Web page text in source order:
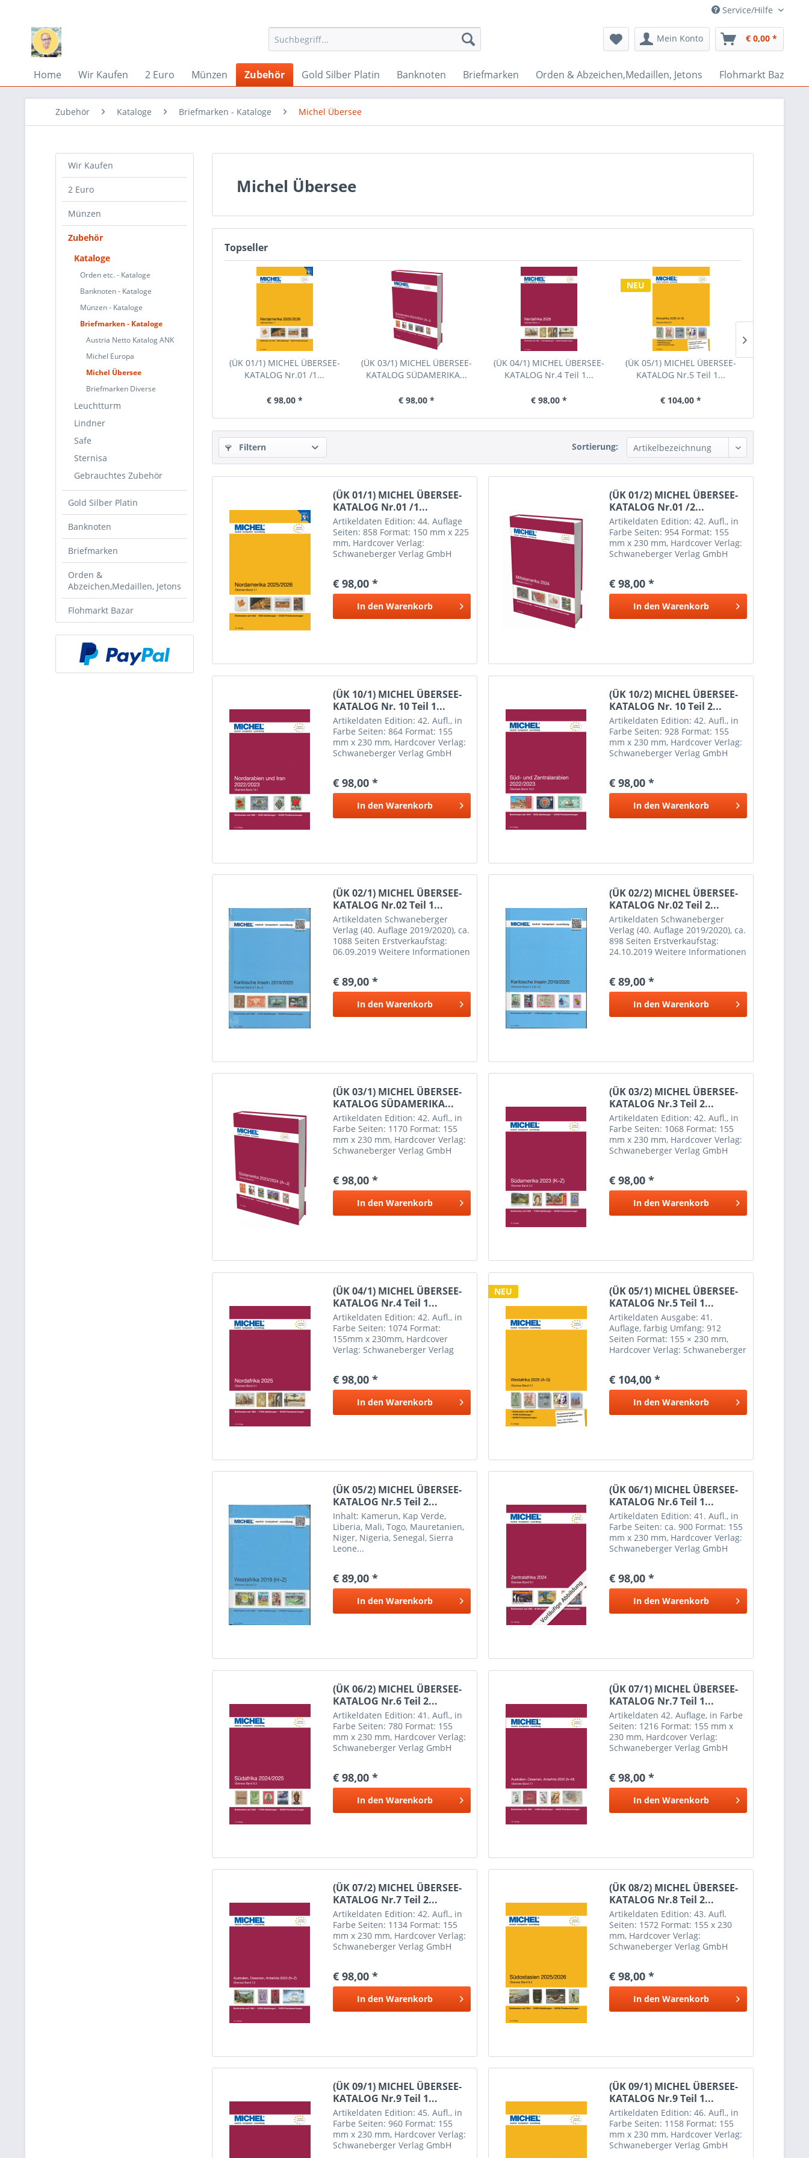
Service/Hilfe
Mein Konto € 0,00 *
Home Wir Kaufen 2 Euro Münzen Zubehör Gold Silber Platin Banknoten Briefmarken Orden & Abzeichen,Medaillen, Jetons Flohmarkt Bazar
Zubehör Kataloge Briefmarken - Kataloge Michel Übersee
Wir Kaufen
2 Euro
Münzen
Zubehör
Kataloge
Orden etc. - Kataloge
Banknoten - Kataloge
Münzen - Kataloge
Briefmarken - Kataloge
Austria Netto Katalog ANK
Michel Europa
Michel Übersee
Briefmarken Diverse
Leuchtturm
Lindner
Safe
Sternisa
Gebrauchtes Zubehör
Gold Silber Platin
Banknoten
Briefmarken
Orden &
Abzeichen,Medaillen, Jetons
Flohmarkt Bazar
Michel Übersee
Topseller
(ÜK 01/1) MICHEL ÜBERSEE-
KATALOG Nr.01 /1...
€ 98,00 *
(ÜK 03/1) MICHEL ÜBERSEE-
KATALOG SÜDAMERIKA...
€ 98,00 *
(ÜK 04/1) MICHEL ÜBERSEE-
KATALOG Nr.4 Teil 1...
€ 98,00 *
NEU
(ÜK 05/1) MICHEL ÜBERSEE-
KATALOG Nr.5 Teil 1...
€ 104,00 *
Filtern Sortierung:
(ÜK 01/1) MICHEL ÜBERSEE-
KATALOG Nr.01 /1...
Artikeldaten Edition: 44. Auflage
Seiten: 858 Format: 150 mm x 225
mm, Hardcover Verlag:
Schwaneberger Verlag GmbH
Informationen Inhalt: Hawaii,
Kanada (Britische Kolonien und
Dominion),...
€ 98,00 *
In den Warenkorb
(ÜK 01/2) MICHEL ÜBERSEE-
KATALOG Nr.01 /2...
Artikeldaten Edition: 42. Aufl., in
Farbe Seiten: 954 Format: 155
mm x 230 mm, Hardcover Verlag:
Schwaneberger Verlag GmbH
Belize, Britisch-Honduras, Costa
Rica, El Salvador,...
€ 98,00 *
In den Warenkorb
(ÜK 10/1) MICHEL ÜBERSEE-
KATALOG Nr. 10 Teil 1...
Artikeldaten Edition: 42. Aufl., in
Farbe Seiten: 864 Format: 155
mm x 230 mm, Hardcover Verlag:
Schwaneberger Verlag GmbH
Informationen Inhalt: Irak, Iran,
Israel, Jordanien, Libanon,...
€ 98,00 *
In den Warenkorb
(ÜK 10/2) MICHEL ÜBERSEE-
KATALOG Nr. 10 Teil 2...
Artikeldaten Edition: 42. Aufl., in
Farbe Seiten: 928 Format: 155
mm x 230 mm, Hardcover Verlag:
Schwaneberger Verlag GmbH
Inhalt: Abu Dhabi, Aden, Ajman,
Bahrain, Dubai, Fujeira,...
€ 98,00 *
In den Warenkorb
(ÜK 02/1) MICHEL ÜBERSEE-
KATALOG Nr.02 Teil 1...
Artikeldaten Schwaneberger
Verlag (40. Auflage 2019/2020), ca.
1088 Seiten Erstverkaufstag:
06.09.2019 Weitere Informationen
Barbados, Bermuda, Britische
Jungferninseln (früher...
€ 89,00 *
In den Warenkorb
(ÜK 02/2) MICHEL ÜBERSEE-
KATALOG Nr.02 Teil 2...
Artikeldaten Schwaneberger
Verlag (40. Auflage 2019/2020), ca.
898 Seiten Erstverkaufstag:
24.10.2019 Weitere Informationen
Martinique, Montserrat, Nevis,
Niederländische Antillen,...
€ 89,00 *
In den Warenkorb
(ÜK 03/1) MICHEL ÜBERSEE-
KATALOG SÜDAMERIKA...
Artikeldaten Edition: 42. Aufl., in
Farbe Seiten: 1170 Format: 155
mm x 230 mm, Hardcover Verlag:
Schwaneberger Verlag GmbH
Informationen Inhalt:
Argentinien, Bolivien, Brasilien,
Chile,...
€ 98,00 *
In den Warenkorb
(ÜK 03/2) MICHEL ÜBERSEE-
KATALOG Nr.3 Teil 2...
Artikeldaten Edition: 42. Aufl., in
Farbe Seiten: 1068 Format: 155
mm x 230 mm, Hardcover Verlag:
Schwaneberger Verlag GmbH
Kolumbien (mit Antioquia, Bolívar,
Boyacá,...
€ 98,00 *
In den Warenkorb
(ÜK 04/1) MICHEL ÜBERSEE-
KATALOG Nr.4 Teil 1...
Artikeldaten Edition: 42. Aufl., in
Farbe Seiten: 1074 Format:
155mm x 230mm, Hardcover
Verlag: Schwaneberger Verlag
Inhalt: Ägypten, Algerien,
Äthiopien, Dschibuti (mit Obock,...
€ 98,00 *
In den Warenkorb
NEU
(ÜK 05/1) MICHEL ÜBERSEE-
KATALOG Nr.5 Teil 1...
Artikeldaten Ausgabe: 41.
Auflage, farbig Umfang: 912
Seiten Format: 155 × 230 mm,
Hardcover Verlag: Schwaneberger
Weitere Informationen Inhalt:
Bénin mit Dahomey, Burkina Faso
mit Obervolta,...
€ 104,00 *
In den Warenkorb
(ÜK 05/2) MICHEL ÜBERSEE-
KATALOG Nr.5 Teil 2...
Inhalt: Kamerun, Kap Verde,
Liberia, Mali, Togo, Mauretanien,
Niger, Nigeria, Senegal, Sierra
Leone...
€ 89,00 *
In den Warenkorb
(ÜK 06/1) MICHEL ÜBERSEE-
KATALOG Nr.6 Teil 1...
Artikeldaten Edition: 41. Aufl., in
Farbe Seiten: ca. 900 Format: 155
mm x 230 mm, Hardcover Verlag:
Schwaneberger Verlag GmbH
Angola, Äquatorialguinea,
Gabun,...
€ 98,00 *
In den Warenkorb
(ÜK 06/2) MICHEL ÜBERSEE-
KATALOG Nr.6 Teil 2...
Artikeldaten Edition: 41. Aufl., in
Farbe Seiten: 780 Format: 155
mm x 230 mm, Hardcover Verlag:
Schwaneberger Verlag GmbH
Informationen Inhalt: Ascension,
Botswana, Lesotho (mit
Basutoland),...
€ 98,00 *
In den Warenkorb
(ÜK 07/1) MICHEL ÜBERSEE-
KATALOG Nr.7 Teil 1...
Artikeldaten 42. Auflage, in Farbe
Seiten: 1216 Format: 155 mm x
230 mm, Hardcover Verlag:
Schwaneberger Verlag GmbH
Australien (mit australischen
Gebieten in der Antarktis,...
€ 98,00 *
In den Warenkorb
(ÜK 07/2) MICHEL ÜBERSEE-
KATALOG Nr.7 Teil 2...
Artikeldaten Edition: 42. Aufl., in
Farbe Seiten: 1134 Format: 155
mm x 230 mm, Hardcover Verlag:
Schwaneberger Verlag GmbH
Inhalt: Nauru, Neukaledonien,
Neuseeland, Niuafo’ou-Insel,...
€ 98,00 *
In den Warenkorb
(ÜK 08/2) MICHEL ÜBERSEE-
KATALOG Nr.8 Teil 2...
Artikeldaten Edition: 43. Aufl.
Seiten: 1572 Format: 155 x 230
mm, Hardcover Verlag:
Schwaneberger Verlag GmbH
Inhalt: Brunei, Französisch-
Indochina, Indonesien,
Kambodscha, Laos,...
€ 98,00 *
In den Warenkorb
(ÜK 09/1) MICHEL ÜBERSEE-
KATALOG Nr.9 Teil 1...
Artikeldaten Edition: 45. Aufl., in
Farbe Seiten: 960 Format: 155
mm x 230 mm, Hardcover Verlag:
Schwaneberger Verlag GmbH
(ÜK 09/1) MICHEL ÜBERSEE-
KATALOG Nr.9 Teil 1...
Artikeldaten Edition: 46. Aufl., in
Farbe Seiten: 1158 Format: 155
mm x 230 mm, Hardcover Verlag:
Schwaneberger Verlag GmbH